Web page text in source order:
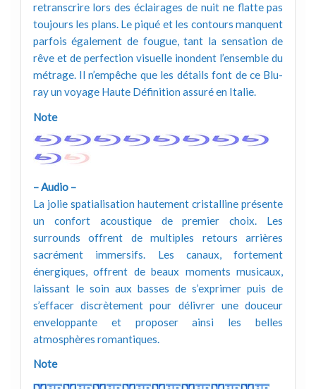
retranscrire lors des éclairages de nuit ne flatte pas
toujours les plans. Le piqué et les contours manquent
parfois également de fougue, tant la sensation de
rêve et de perfection visuelle inondent l’ensemble du
métrage. Il n’empêche que les détails font de ce Blu-
ray un voyage Haute Définition assuré en Italie.
Note
– Audio –
La jolie spatialisation hautement cristalline présente
un confort acoustique de premier choix. Les
surrounds offrent de multiples retours arrières
sacrément immersifs. Les canaux, fortement
énergiques, offrent de beaux moments musicaux,
laissant le soin aux basses de s’exprimer puis de
s’effacer discrètement pour délivrer une douceur
enveloppante et proposer ainsi les belles
atmosphères romantiques.
Note